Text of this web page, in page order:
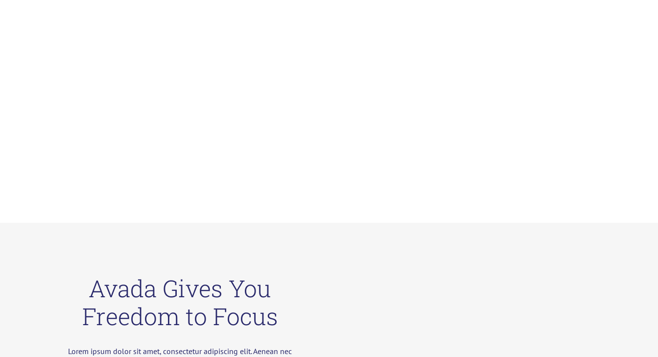
Avada Gives You
Freedom to Focus
Lorem ipsum dolor sit amet, consectetur adipiscing elit. Aenean nec